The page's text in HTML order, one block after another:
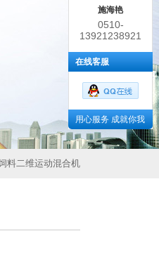
料二维运动混合机
施海艳
0510-
86383852
13921238921
在线客服
用心服务 成就你我